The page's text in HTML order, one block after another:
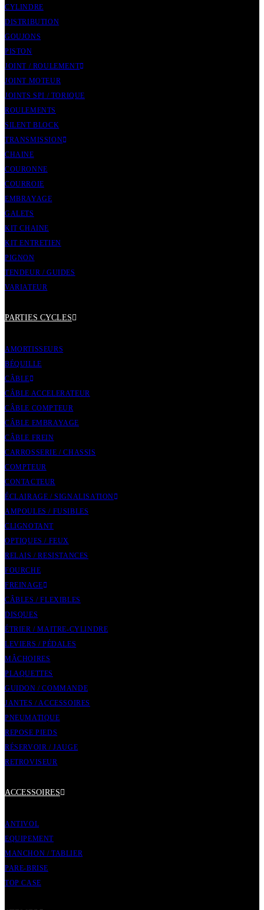
CYLINDRE
DISTRIBUTION
GOUJONS
PISTON
JOINT / ROULEMENT
JOINT MOTEUR
JOINTS SPI / TORIQUE
ROULEMENTS
SILENT BLOCK
TRANSMISSION
CHAINE
COURONNE
COURROIE
EMBRAYAGE
GALETS
KIT CHAINE
KIT ENTRETIEN
PIGNON
TENDEUR / GUIDES
VARIATEUR
PARTIES CYCLES
AMORTISSEURS
BÉQUILLE
CÂBLE
CÂBLE ACCELERATEUR
CÂBLE COMPTEUR
CÂBLE EMBRAYAGE
CÂBLE FREIN
CARROSSERIE / CHASSIS
COMPTEUR
CONTACTEUR
ÉCLAIRAGE / SIGNALISATION
AMPOULES / FUSIBLES
CLIGNOTANT
OPTIQUES / FEUX
RELAIS / RESISTANCES
FOURCHE
FREINAGE
CÂBLES / FLEXIBLES
DISQUES
ÉTRIER / MAITRE-CYLINDRE
LEVIERS / PÉDALES
MÂCHOIRES
PLAQUETTES
GUIDON / COMMANDE
JANTES / ACCESSOIRES
PNEUMATIQUE
REPOSE PIEDS
RÉSERVOIR / JAUGE
RETROVISEUR
ACCESSOIRES
ANTIVOL
EQUIPEMENT
MANCHON / TABLIER
PARE-BRISE
TOP CASE